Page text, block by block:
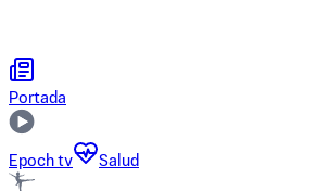
Portada
Epoch tv Salud